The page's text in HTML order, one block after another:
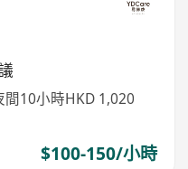
10小時HKD 1,020
$100-150/小時